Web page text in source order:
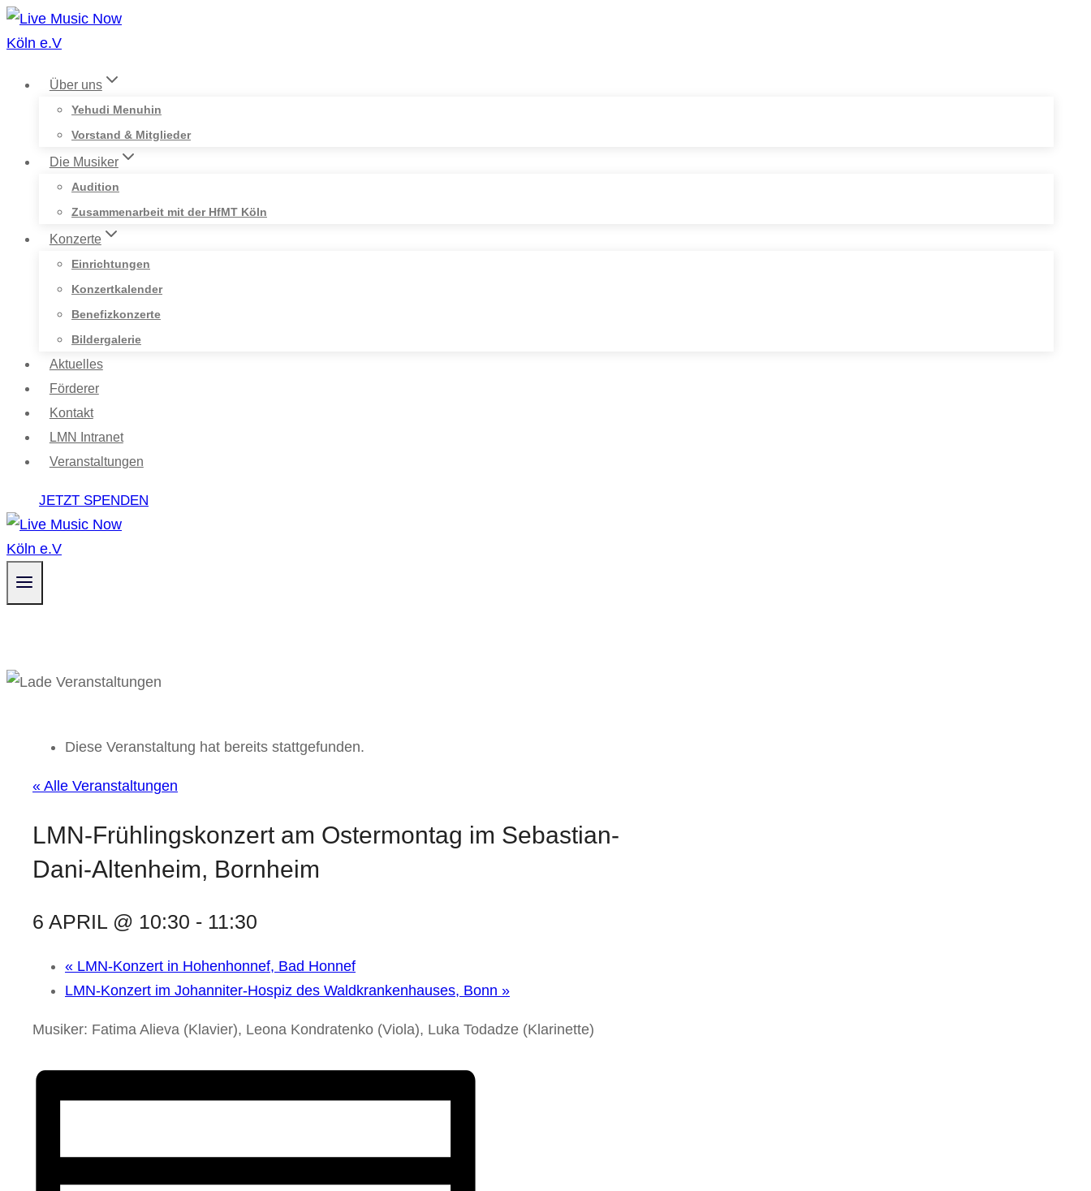
Zum
Inhalt
Über uns
Yehudi Menuhin
Vorstand & Mitglieder
Die Musiker
Audition
Zusammenarbeit mit der HfMT Köln
Konzerte
Einrichtungen
Konzertkalender
Benefizkonzerte
Bildergalerie
Aktuelles
Förderer
Kontakt
LMN Intranet
Veranstaltungen
JETZT SPENDEN
Diese Veranstaltung hat bereits stattgefunden.
« Alle Veranstaltungen
LMN-Frühlingskonzert am Ostermontag im Sebastian-
Dani-Altenheim, Bornheim
6 APRIL @ 10:30 - 11:30
« LMN-Konzert in Hohenhonnef, Bad Honnef
LMN-Konzert im Johanniter-Hospiz des Waldkrankenhauses, Bonn »
Musiker: Fatima Alieva (Klavier), Leona Kondratenko (Viola), Luka Todadze (Klarinette)